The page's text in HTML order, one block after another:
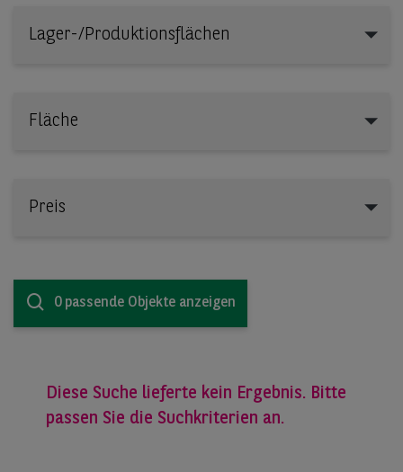
Lager-/Produktionsflächen
Fläche
Preis
0 passende Objekte anzeigen
Diese Suche lieferte kein Ergebnis. Bitte
passen Sie die Suchkriterien an.